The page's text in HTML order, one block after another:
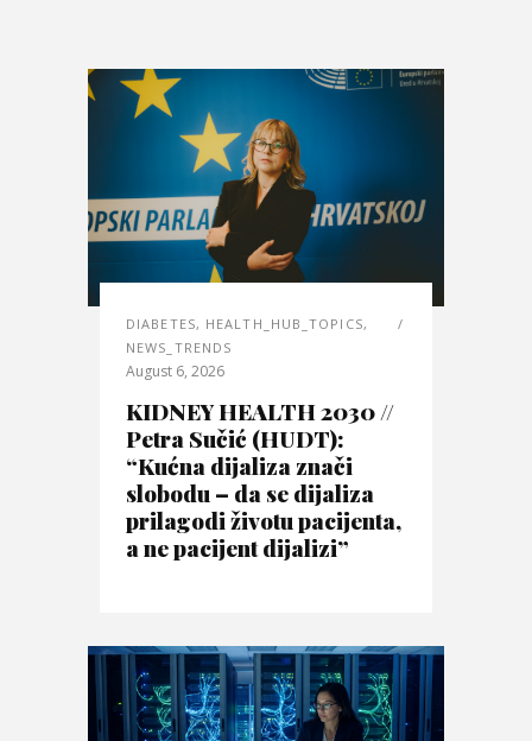
DIABETES, HEALTH_HUB_TOPICS,
NEWS_TRENDS
August 6, 2026
KIDNEY HEALTH 2030 //
Petra Sučić (HUDT):
“Kućna dijaliza znači
slobodu – da se dijaliza
prilagodi životu pacijenta,
a ne pacijent dijalizi”